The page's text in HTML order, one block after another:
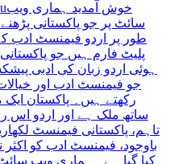
خوش آمدید ہماری ویب
سائٹ پر جو پاکستانی
طور پر اردو فیمنسٹ ادب
پلیٹ فارم ہیں جو
ہوئی اردو زبان کی ادبی
جو فیمنسٹ ادب اور
رکھتے ہیں۔ پاکستان
ساتھ ملک ہے اور اردو اس
تاہم، پاکستانی فیمنسٹ
باوجود، فیمنسٹ ادب کو اکثر
کیا گیا ہے۔ ہماری ویب سائٹ